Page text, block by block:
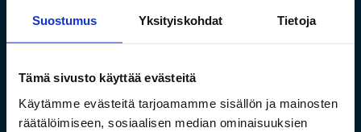
Suostumus Yksityiskohdat Tietoja
Tämä sivusto käyttää evästeitä
Käytämme evästeitä tarjoamamme sisällön ja mainosten
räätälöimiseen, sosiaalisen median ominaisuuksien